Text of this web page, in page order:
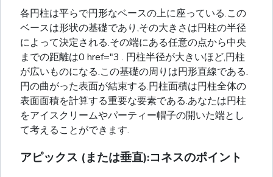
各円柱は平らで円形なベースの上に座っている.この
ベースは形状の基礎であり,その大きさは円柱の半径
によって決定される.その端にある任意の点から中央
までの距離は0 href="3 . 円柱半径が大きいほど,円柱
が広いものになる.この基礎の周りは円形直線である.
円の曲がった表面が結束する.円柱面積は円柱全体の
表面面積を計算する重要な要素である.あなたは円柱
をアイスクリームやパーティー帽子の開いた端とし
て考えることができます.
アピックス (または垂直):コネスのポイント